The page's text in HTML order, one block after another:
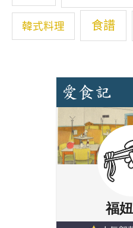
韓式料理 食譜